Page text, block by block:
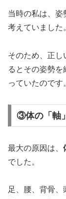
当時の私は、姿
考えていました
そのため、正し
るとその姿勢を
っていたのです
③体の「軸
最大の原因は、
でした。
足、腰、背骨、